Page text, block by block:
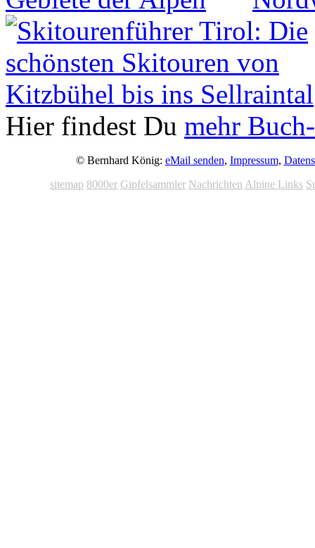
Hier findest Du mehr
© Bernhard König: eMail senden, Impressum,
sitemap 8000er Gipfelsammler Nachrichten Alpine Links